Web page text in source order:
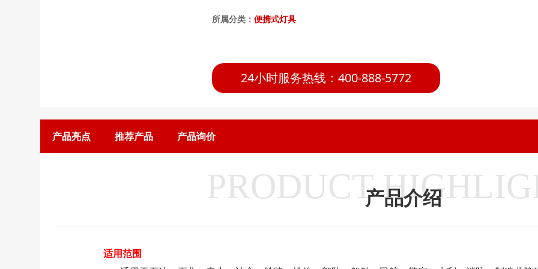
所属分类： 便携式灯具
24小时服务热线：400-888-5772
产品亮点 推荐产品 产品询价
PRODUCT产品介绍
适用范围